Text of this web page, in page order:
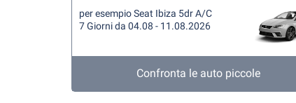
per esempio Seat Ibiza 5dr A/C
7 Giorni da 04.08 - 11.08.2026
Confronta le auto piccole